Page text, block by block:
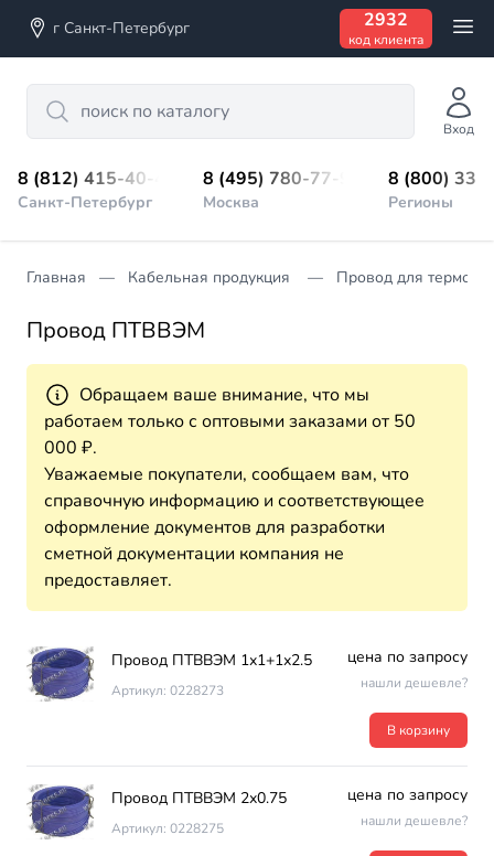
г Санкт-Петербург 2932
код клиента
Search
Вход
8 (812) 415-40-45
Санкт-Петербург
8 (495) 780-77-98
Москва
8 (800)
Регионы
Главная Кабельная продукция Провод для
Провод ПТВВЭМ
Обращаем ваше внимание, что мы
работаем только с оптовыми заказами от 50
000 ₽.
Уважаемые покупатели, сообщаем вам, что
справочную информацию и соответствующее
оформление документов для разработки
сметной документации компания не
предоставляет.
Провод ПТВВЭМ 1х1+1х2.5
Артикул: 0228273
цена по запросу
нашли дешевле?
В корзину
Провод ПТВВЭМ 2х0.75
Артикул: 0228275
цена по запросу
нашли дешевле?